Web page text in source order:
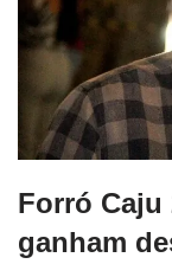
Forró Caju
ganham